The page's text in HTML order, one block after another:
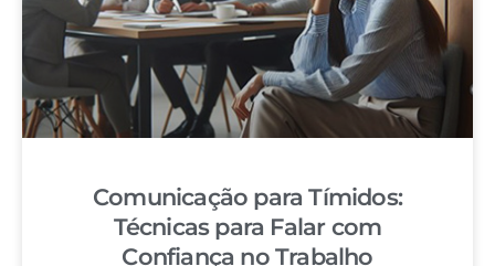
Comunicação para Tímidos:
Técnicas para Falar com
Confiança no Trabalho